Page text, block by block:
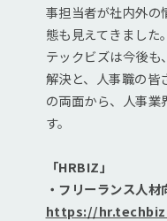
事担当者が社内外の
態も見えてきました。
テックビズは今後も
解決と、人事職の皆
の両面から、人事業
す。
「HRBIZ」
・フリーランス人材
https://